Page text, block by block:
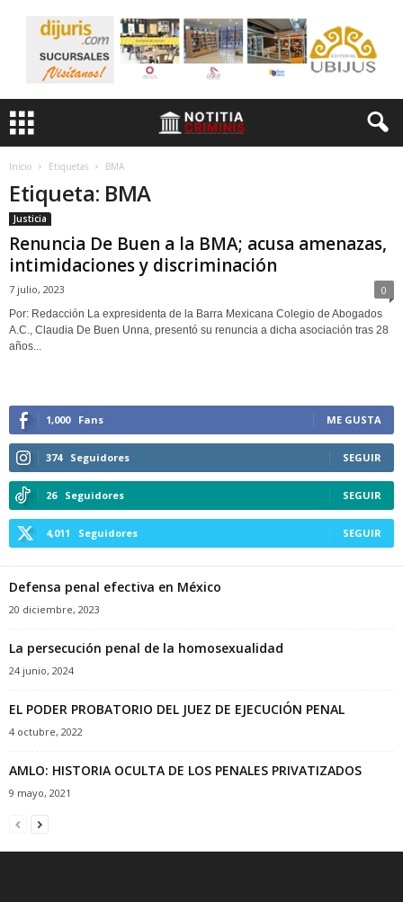
Inicio Etiquetas BMA
Etiqueta: BMA
Justicia
Renuncia De Buen a la BMA; acusa amenazas,
intimidaciones y discriminación
7 julio, 2023 0
Por: Redacción La expresidenta de la Barra Mexicana Colegio de Abogados
A.C., Claudia De Buen Unna, presentó su renuncia a dicha asociación tras 28
años...
1,000 Fans ME GUSTA
374 Seguidores SEGUIR
26 Seguidores SEGUIR
4,011 Seguidores SEGUIR
Defensa penal efectiva en México
20 diciembre, 2023
La persecución penal de la homosexualidad
24 junio, 2024
EL PODER PROBATORIO DEL JUEZ DE EJECUCIÓN PENAL
4 octubre, 2022
AMLO: HISTORIA OCULTA DE LOS PENALES PRIVATIZADOS
9 mayo, 2021